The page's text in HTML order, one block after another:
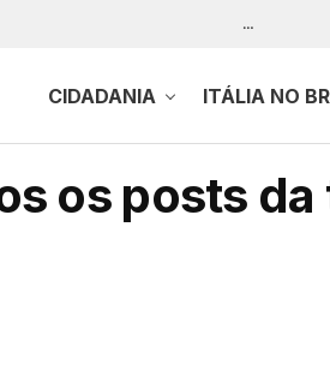
…
CIDADANIA ITÁLIA NO
os posts